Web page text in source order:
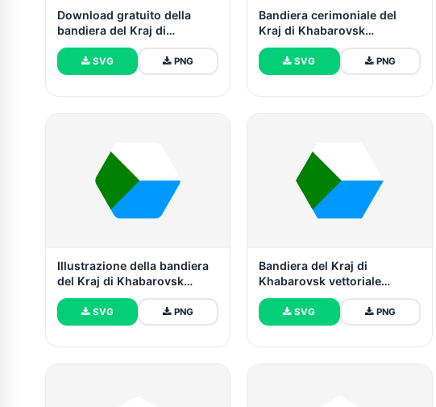
Download gratuito della
bandiera del Kraj di
Khabarovsk vettoriale (SVG,
PNG) SVG PNG
Bandiera cerimoniale del
Kraj di Khabarovsk
vettoriale gratuito
SVG PNG
Illustrazione della bandiera
del Kraj di Khabarovsk
forma esagonale
arrotondata
SVG PNG
Bandiera del Kraj di
Khabarovsk vettoriale
gratuito | SVG e PNG
SVG PNG